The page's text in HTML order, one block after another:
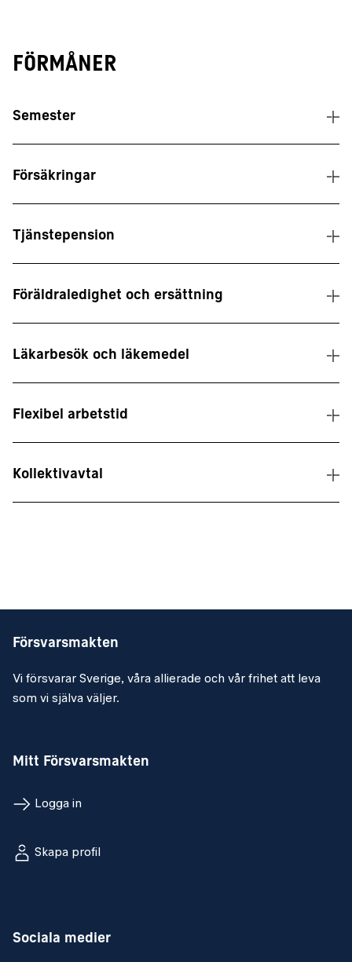
Förmåner
Semester
Försäkringar
Tjänstepension
Föräldraledighet och ersättning
Läkarbesök och läkemedel
Flexibel arbetstid
Kollektivavtal
Försvarsmakten
Vi försvarar Sverige, våra allierade och vår frihet att leva
som vi själva väljer.
Mitt Försvarsmakten
Logga in
Skapa profil
Sociala medier